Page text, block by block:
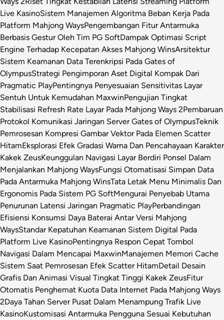
Live KasinoSistem Manajemen Algoritma Beban Kerja Pada
Platform Mahjong WaysPengembangan Fitur Antarmuka
Berbasis Gestur Oleh Tim PG SoftDampak Optimasi Script
Engine Terhadap Kecepatan Akses Mahjong WinsArsitektur
Sistem Keamanan Data Terenkripsi Pada Gates of
OlympusStrategi Pengimporan Aset Digital Kompak Dari
Pragmatic PlayPentingnya Penyesuaian Sensitivitas Layar
Sentuh Untuk Kemudahan MaxwinPengujian Tingkat
Stabilisasi Refresh Rate Layar Pada Mahjong Ways 2Pembaruan
Protokol Komunikasi Jaringan Server Gates of OlympusTeknik
Pemrosesan Kompresi Gambar Vektor Pada Elemen Scatter
HitamEksplorasi Efek Gradasi Warna Dan Pencahayaan Karakter
Kakek ZeusKeunggulan Navigasi Layar Berdiri Ponsel Dalam
Menjalankan Mahjong WaysFungsi Otomatisasi Simpan Data
Pada Antarmuka Mahjong WinsTata Letak Menu Minimalis Dan
Ergonomis Pada Sistem PG SoftMengurai Penyebab Utama
Penurunan Latensi Jaringan Pragmatic PlayPerbandingan
Efisiensi Konsumsi Daya Baterai Antar Versi Mahjong
WaysStandar Kepatuhan Keamanan Sistem Digital Pada
Platform Live KasinoPentingnya Respon Cepat Tombol
Navigasi Dalam Mencapai MaxwinManajemen Memori Cache
Sistem Saat Pemrosesan Efek Scatter HitamDetail Desain
Grafis Dan Animasi Visual Tingkat Tinggi Kakek ZeusFitur
Otomatis Penghemat Kuota Data Internet Pada Mahjong Ways
2Daya Tahan Server Pusat Dalam Menampung Trafik Live
KasinoKustomisasi Antarmuka Pengguna Sesuai Kebutuhan